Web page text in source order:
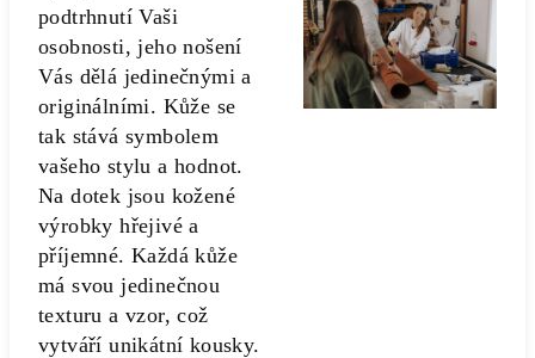
podtrhnutí Vaši
osobnosti, jeho nošení
Vás dělá jedinečnými a
originálními. Kůže se
tak stává symbolem
vašeho stylu a hodnot.
Na dotek jsou kožené
výrobky hřejivé a
příjemné. Každá kůže
má svou jedinečnou
texturu a vzor, což
vytváří unikátní kousky.